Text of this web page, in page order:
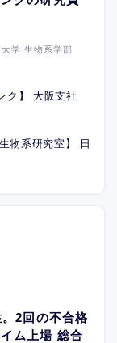
学 生物系学部
ク】 大阪支社
物系研究室】 日
2回の不合格
ム上場 総合